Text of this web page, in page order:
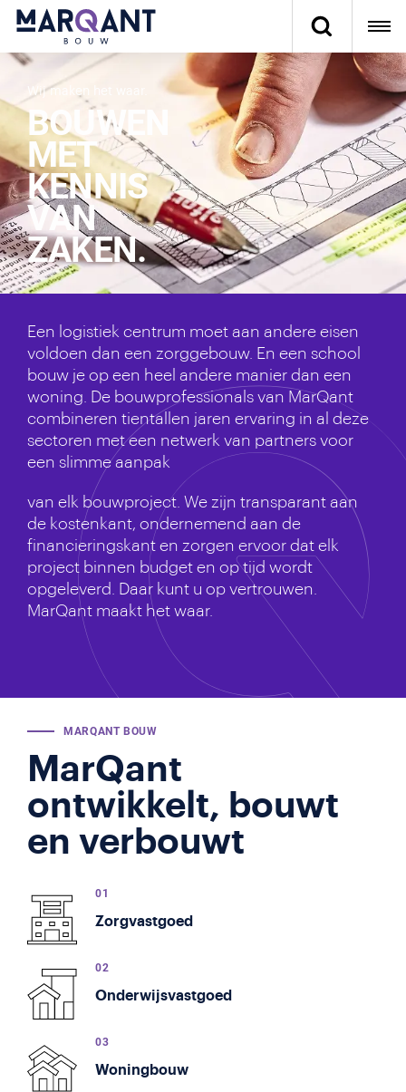
Wij maken het waar.
BOUWEN
MET
KENNIS
VAN
ZAKEN.
Een logistiek centrum moet aan andere eisen
voldoen dan een zorggebouw. En een school
bouw je op een heel andere manier dan een
woning. De bouwprofessionals van MarQant
combineren tientallen jaren ervaring in al deze
sectoren met een netwerk van partners voor
een slimme aanpak
van elk bouwproject. We zijn transparant aan
de kostenkant, ondernemend aan de
financieringskant en zorgen ervoor dat elk
project binnen budget en op tijd wordt
opgeleverd. Daar kunt u op vertrouwen.
MarQant maakt het waar.
MARQANT BOUW
MarQant
ontwikkelt, bouwt
en verbouwt
Zorgvastgoed
Onderwijs­vastgoed
Woningbouw